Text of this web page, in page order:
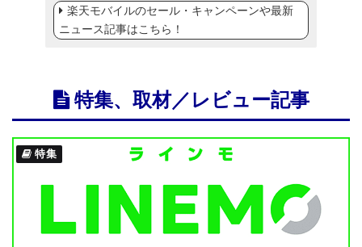
楽天モバイルのセール・キャンペーンや最新
ニュース記事はこちら！
特集、取材／レビュー記事
特集